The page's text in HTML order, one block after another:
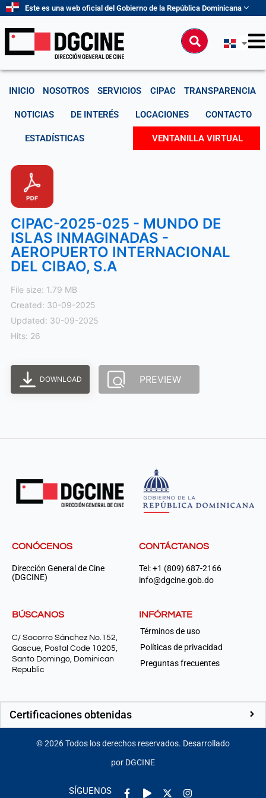
contenido
Este es una web oficial del Gobierno de la República Dominicana
Buscar
INICIO NOSOTROS SERVICIOS CIPAC TRANSPARENCIA
NOTICIAS DE INTERÉS LOCACIONES CONTACTO
ESTADÍSTICAS VENTANILLA VIRTUAL
CIPAC-2025-025 - MUNDO DE
ISLAS INMAGINADAS -
AEROPUERTO INTERNACIONAL
DEL CIBAO, S.A
File size: 1.79 MB
Created: 30-09-2025
Updated: 30-09-2025
Hits: 26
DOWNLOAD PREVIEW
CONÓCENOS
Dirección General de Cine
(DGCINE)
CONTÁCTANOS
Tel: +1 (809) 687-2166
info@dgcine.gob.do
BÚSCANOS
C/ Socorro Sánchez No.152,
Gascue, Postal Code 10205,
Santo Domingo, Dominican
Republic
INFÓRMATE
Términos de uso
Políticas de privacidad
Preguntas frecuentes
Certificaciones obtenidas
©2026Todos los derechos reservados. Desarrollado
por DGCINE
SÍGUENOS
Facebook-
Play Instagram